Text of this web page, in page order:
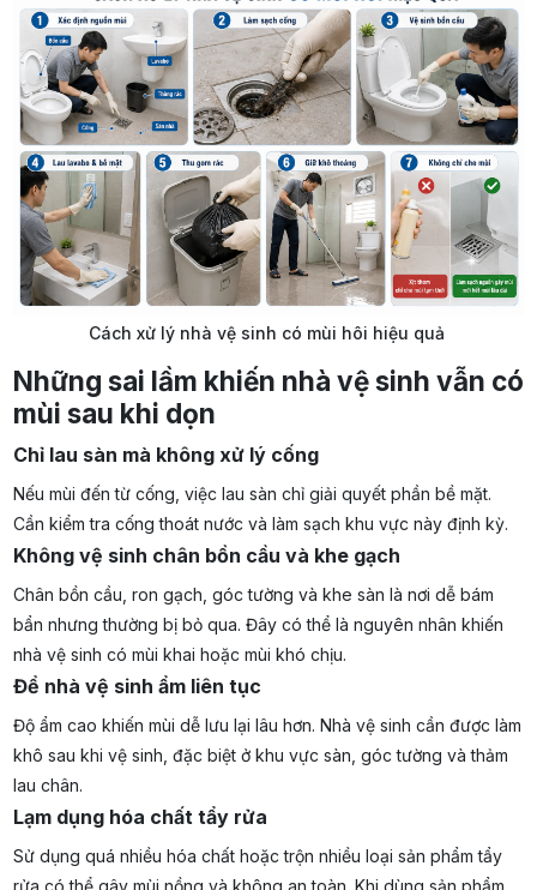
Cách xử lý nhà vệ sinh có mùi hôi hiệu quả
Những sai lầm khiến nhà vệ sinh vẫn có
mùi sau khi dọn
Chỉ lau sàn mà không xử lý cống
Nếu mùi đến từ cống, việc lau sàn chỉ giải quyết phần bề mặt.
Cần kiểm tra cống thoát nước và làm sạch khu vực này định kỳ.
Không vệ sinh chân bồn cầu và khe gạch
Chân bồn cầu, ron gạch, góc tường và khe sàn là nơi dễ bám
bẩn nhưng thường bị bỏ qua. Đây có thể là nguyên nhân khiến
nhà vệ sinh có mùi khai hoặc mùi khó chịu.
Để nhà vệ sinh ẩm liên tục
Độ ẩm cao khiến mùi dễ lưu lại lâu hơn. Nhà vệ sinh cần được làm
khô sau khi vệ sinh, đặc biệt ở khu vực sàn, góc tường và thảm
lau chân.
Lạm dụng hóa chất tẩy rửa
Sử dụng quá nhiều hóa chất hoặc trộn nhiều loại sản phẩm tẩy